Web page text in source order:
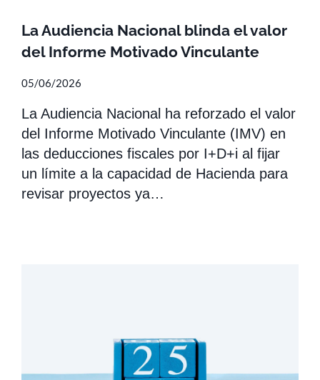
La Audiencia Nacional blinda el valor
del Informe Motivado Vinculante
05/06/2026
La Audiencia Nacional ha reforzado el valor
del Informe Motivado Vinculante (IMV) en
las deducciones fiscales por I+D+i al fijar
un límite a la capacidad de Hacienda para
revisar proyectos ya…